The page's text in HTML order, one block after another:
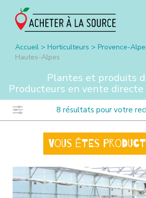
Accueil > Horticulteurs > Provence-
Hautes-Alpes
Plantes et produits
Producteurs en vente directe
8 résultats pour votre
Vous êtes